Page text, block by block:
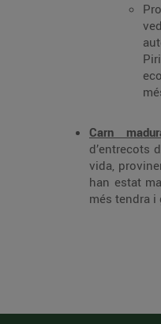
Carn
d’entrecots
vida,
han estat
més tendra i